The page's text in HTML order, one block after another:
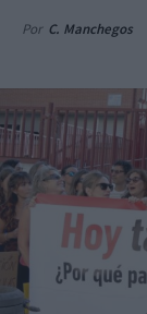
Por C. Manchegos